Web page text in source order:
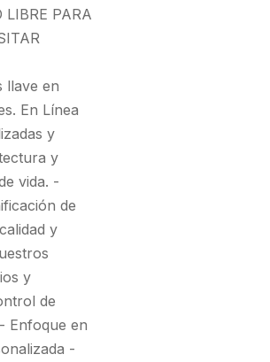
LIBRE PARA
llave en
En Línea
y
y
vida. -
de
y
y
de
Enfoque en
-